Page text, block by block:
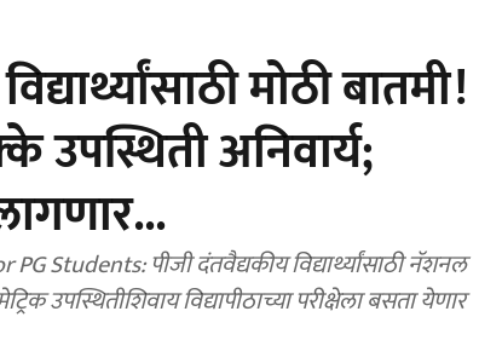
मोठी बातमी!
अनिवार्य;
पीजी दंतवैद्यकीय विद्यार्थ्यांसाठी नॅशनल
उपस्थितीशिवाय विद्यापीठाच्या परीक्षेला बसता येणार